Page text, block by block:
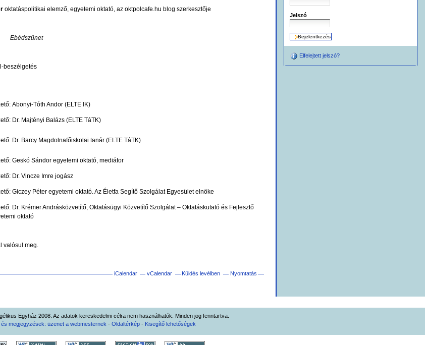
oktatáspolitikai elemző, egyetemi oktató, az oktpolcafe.hu blog szerkesztője
Ebédszünet
beszélgetés
Abonyi-Tóth Andor (ELTE IK)
Dr. Majtényi Balázs (ELTE TáTK)
Dr. Barcy Magdolnafőiskolai tanár (ELTE TáTK)
Geskó Sándor egyetemi oktató, mediátor
Dr. Vincze Imre jogász
Giczey Péter egyetemi oktató. Az Életfa Segítő Szolgálat Egyesület elnöke
Dr. Krémer Andrásközvetítő, Oktatásügyi Közvetítő Szolgálat – Oktatáskutató és Fejlesztő
oktató
valósul meg.
iCalendar vCalendar Küldés levélben Nyomtatás
Jelszó
Elfelejtett jelszó?
Egyház 2008. Az adatok kereskedelmi célra nem használhatók. Minden jog fenntartva.
és megjegyzések: üzenet a webmesternek - Oldaltérkép - Kisegítő lehetőségek